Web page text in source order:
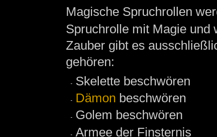
Magische Spruchrollen
Spruchrolle mit Magie und
Zauber gibt es
gehören:
Skelette beschwören
Dämon beschwören
Golem beschwören
Armee der Finsternis